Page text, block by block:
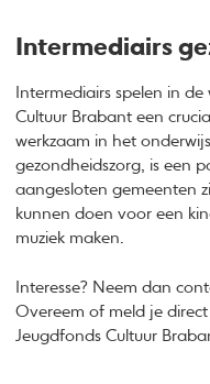
Intermediairs
Intermediairs spelen in
Cultuur Brabant een
werkzaam in het
gezondheidszorg, is een
aangesloten gemeenten
kunnen doen voor een
muziek maken.
Interesse? Neem dan
Overeem of meld je
Jeugdfonds Cultuur